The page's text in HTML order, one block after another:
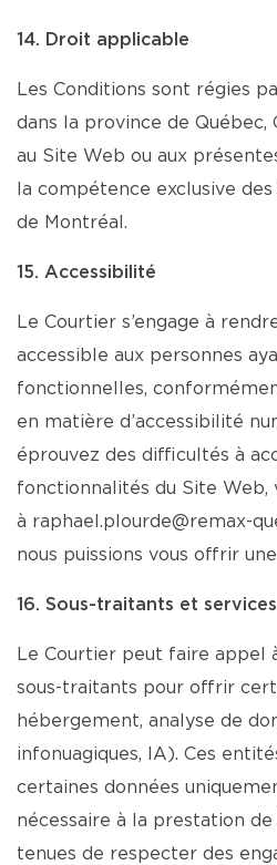
14. Droit applicable
Les Conditions sont régies
dans la province de Québec,
au Site Web ou aux
la compétence exclusive
de Montréal.
15. Accessibilité
Le Courtier s’engage à
accessible aux personnes
fonctionnelles,
en matière d’accessibilité
éprouvez des difficultés à
fonctionnalités du Site Web,
à raphael.plourde@remax-
nous puissions vous offrir
16. Sous-traitants et
Le Courtier peut faire appel
sous-traitants pour offrir
hébergement, analyse de
infonuagiques, IA). Ces
certaines données
nécessaire à la prestation
tenues de respecter des